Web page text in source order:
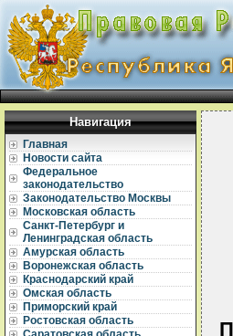
Навигация
Главная
Новости сайта
Федеральное
законодательство
Законодательство Москвы
Московская область
Санкт-Петербург и
Ленинградская область
Амурская область
Воронежская область
Краснодарский край
Омская область
Приморский край
Ростовская область